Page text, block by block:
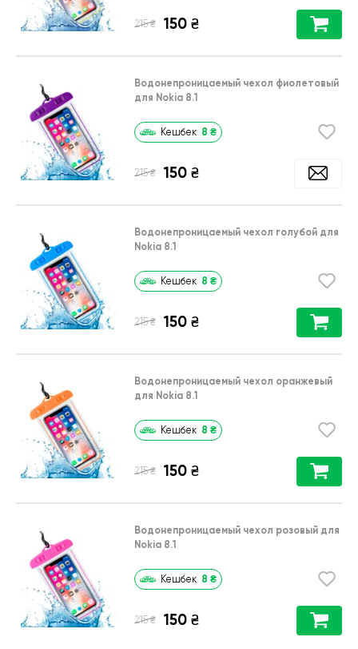
215 ₴ 150 ₴
Водонепроницаемый чехол фиолетовый
для Nokia 8.1
Кешбек 8 ₴
215 ₴ 150 ₴
Водонепроницаемый чехол голубой для
Nokia 8.1
Кешбек 8 ₴
215 ₴ 150 ₴
Водонепроницаемый чехол оранжевый
для Nokia 8.1
Кешбек 8 ₴
215 ₴ 150 ₴
Водонепроницаемый чехол розовый для
Nokia 8.1
Кешбек 8 ₴
215 ₴ 150 ₴